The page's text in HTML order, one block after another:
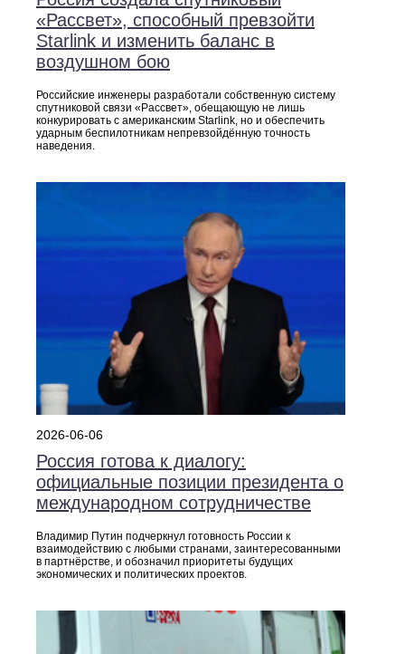
«Рассвет», способный превзойти
Starlink и изменить баланс в
воздушном бою
Российские инженеры разработали собственную систему
спутниковой связи «Рассвет», обещающую не лишь
конкурировать с американским Starlink, но и обеспечить
ударным беспилотникам непревзойдённую точность
наведения.
2026-06-06
Россия готова к диалогу:
официальные позиции президента о
международном сотрудничестве
Владимир Путин подчеркнул готовность России к
взаимодействию с любыми странами, заинтересованными
в партнёрстве, и обозначил приоритеты будущих
экономических и политических проектов.